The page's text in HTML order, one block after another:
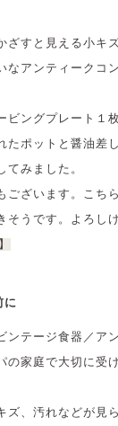
ざすと見える小キ
なアンティークコ
ビングプレート１
たポットと醤油差
てみました。
ございます。こち
そうです。よろし
に
ンテージ食器／ア
の家庭で大切に受
ズ、汚れなどが見